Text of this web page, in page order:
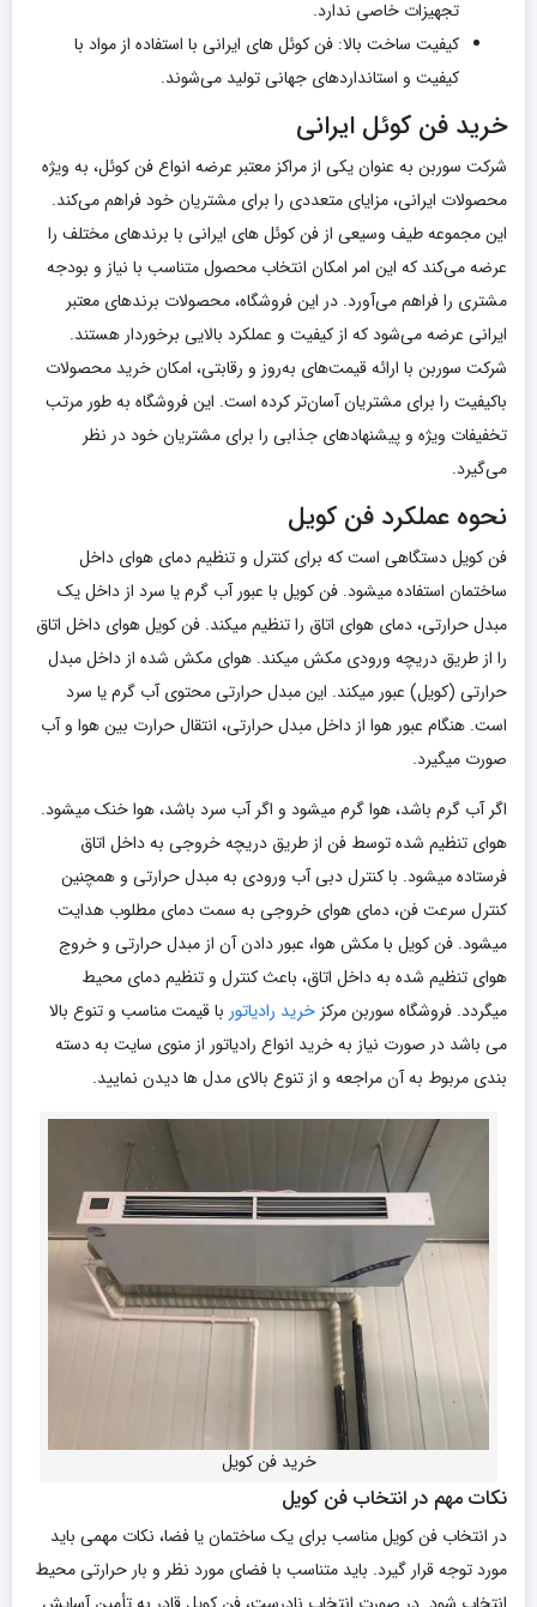
تجهیزات خاصی ندارد.
کیفیت ساخت بالا: فن کوئل‌ های ایرانی با استفاده از مواد با
کیفیت و استانداردهای جهانی تولید می‌شوند.
خرید فن کوئل ایرانی
شرکت سوربن به عنوان یکی از مراکز معتبر عرضه انواع فن کوئل، به ویژه
محصولات ایرانی، مزایای متعددی را برای مشتریان خود فراهم می‌کند.
این مجموعه طیف وسیعی از فن کوئل‌ های ایرانی با برندهای مختلف را
عرضه می‌کند که این امر امکان انتخاب محصول متناسب با نیاز و بودجه
مشتری را فراهم می‌آورد. در این فروشگاه، محصولات برندهای معتبر
ایرانی عرضه می‌شود که از کیفیت و عملکرد بالایی برخوردار هستند.
شرکت سوربن با ارائه قیمت‌های به‌روز و رقابتی، امکان خرید محصولات
باکیفیت را برای مشتریان آسان‌تر کرده است. این فروشگاه به طور مرتب
تخفیفات ویژه و پیشنهادهای جذابی را برای مشتریان خود در نظر
می‌گیرد.
نحوه عملکرد فن کویل
فن کویل دستگاهی است که برای کنترل و تنظیم دمای هوای داخل
ساختمان استفاده میشود. فن کویل با عبور آب گرم یا سرد از داخل یک
مبدل حرارتی، دمای هوای اتاق را تنظیم میکند. فن کویل هوای داخل اتاق
را از طریق دریچه ورودی مکش میکند. هوای مکش شده از داخل مبدل
حرارتی (کویل) عبور میکند. این مبدل حرارتی محتوی آب گرم یا سرد
است. هنگام عبور هوا از داخل مبدل حرارتی، انتقال حرارت بین هوا و آب
صورت میگیرد.
اگر آب گرم باشد، هوا گرم میشود و اگر آب سرد باشد، هوا خنک میشود.
هوای تنظیم شده توسط فن از طریق دریچه خروجی به داخل اتاق
فرستاده میشود. با کنترل دبی آب ورودی به مبدل حرارتی و همچنین
کنترل سرعت فن، دمای هوای خروجی به سمت دمای مطلوب هدایت
میشود. فن کویل با مکش هوا، عبور دادن آن از مبدل حرارتی و خروج
هوای تنظیم شده به داخل اتاق، باعث کنترل و تنظیم دمای محیط
میگردد. فروشگاه سوربن مرکز خرید رادیاتور با قیمت مناسب و تنوع بالا
می باشد در صورت نیاز به خرید انواع رادیاتور از منوی سایت به دسته
بندی مربوط به آن مراجعه و از تنوع بالای مدل ها دیدن نمایید.
خرید فن کویل
نکات مهم در انتخاب فن کویل
در انتخاب فن کویل مناسب برای یک ساختمان یا فضا، نکات مهمی باید
مورد توجه قرار گیرد. باید متناسب با فضای مورد نظر و بار حرارتی محیط